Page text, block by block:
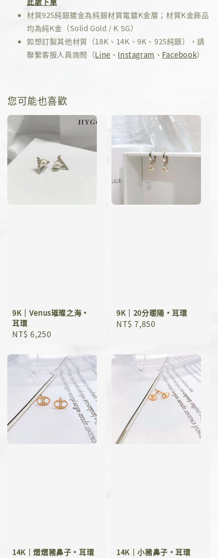
材質925純銀鍍金為純銀材質電鍍K金層；材質K金飾品
均為純K金（Solid Gold / K SG）
如想訂製其他材質（18K、14K、9K、925純銀），請
聯繫客服人員詢問（Line 、 Instagram 、 Facebook）
您可能也喜歡
9K｜Venus璀璨之海﹡
耳環
Regular
NT$ 6,250
9K｜20分暖陽﹡耳環
Regular
NT$ 7,850
14K｜熠熠豬鼻子﹡耳環 14K｜小豬鼻子﹡耳環